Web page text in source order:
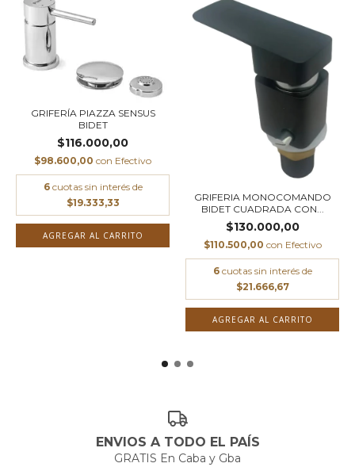
GRIFERÍA PIAZZA SENSUS
BIDET
$116.000,00
$98.600,00 con Efectivo
6 cuotas sin interés de
$19.333,33
GRIFERIA MONOCOMANDO
BIDET CUADRADA CON...
$130.000,00
$110.500,00 con Efectivo
6 cuotas sin interés de
$21.666,67
ENVIOS A TODO EL PAÍS
GRATIS En Caba y Gba